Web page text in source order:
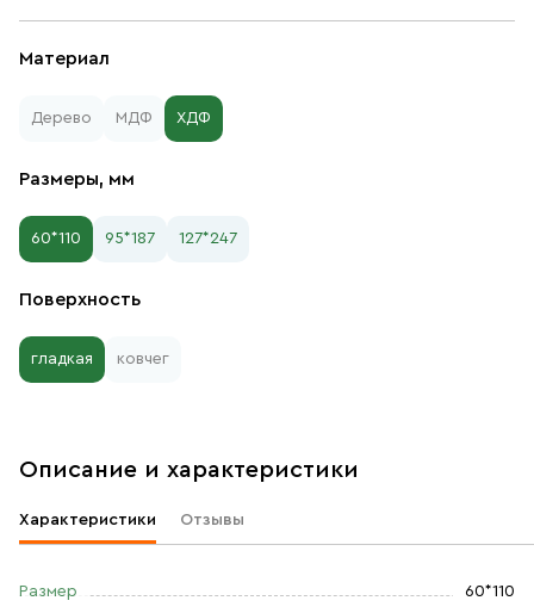
Материал
Дерево МДФ ХДФ
Размеры, мм
60*110 95*187 127*247
Поверхность
гладкая ковчег
Описание и характеристики
Характеристики Отзывы
Размер 60*110